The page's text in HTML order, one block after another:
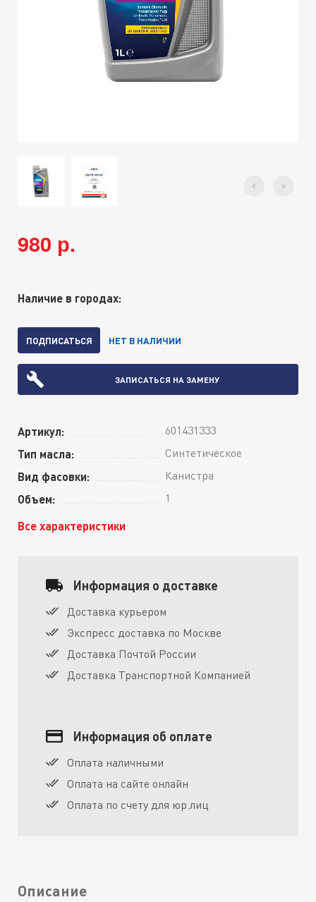
980 р.
Наличие в городах:
ПОДПИСАТЬСЯ НЕТ В НАЛИЧИИ
ЗАПИСАТЬСЯ НА ЗАМЕНУ
Артикул: 601431333
Тип масла: Синтетическое
Вид фасовки: Канистра
Объем: 1
Все характеристики
Информация о доставке
Доставка курьером
Экспресс доставка по Москве
Доставка Почтой России
Доставка Транспортной Компанией
Информация об оплате
Оплата наличными
Оплата на сайте онлайн
Оплата по счету для юр.лиц
Описание